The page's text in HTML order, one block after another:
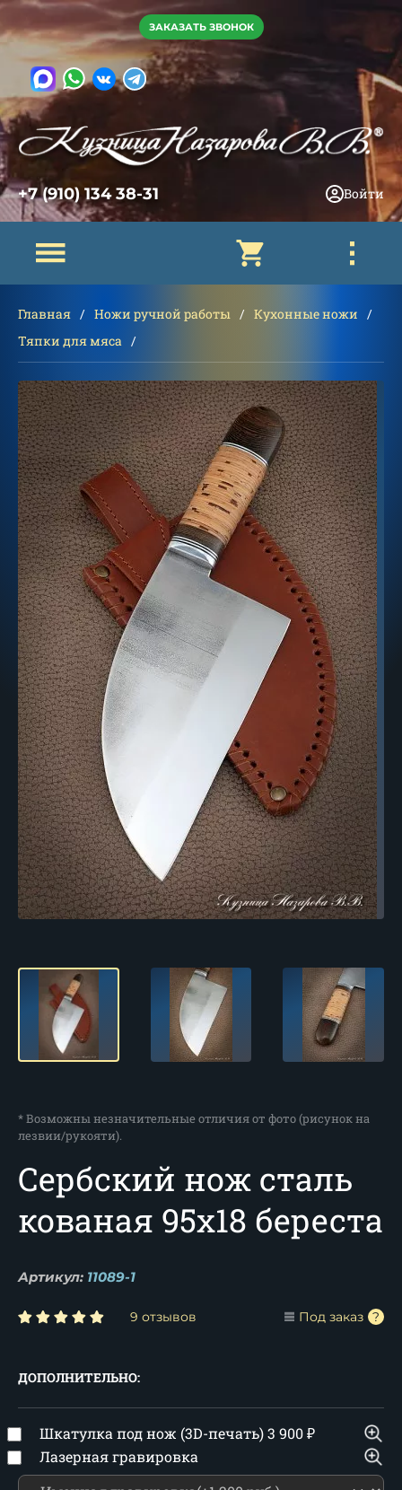
ЗАКАЗАТЬ ЗВОНОК
+7 (910) 134 38-31 Войти
Главная Ножи ручной работы
Кухонные ножи
Тяпки для мяса
* Возможны незначительные отличия от фото (рисунок на
лезвии/рукояти).
Сербский нож сталь
кованая 95х18 береста
Артикул: 11089-1
9 отзывов Под заказ
ДОПОЛНИТЕЛЬНО:
Шкатулка под нож (3D-печать)3 900₽
Лазерная гравировка